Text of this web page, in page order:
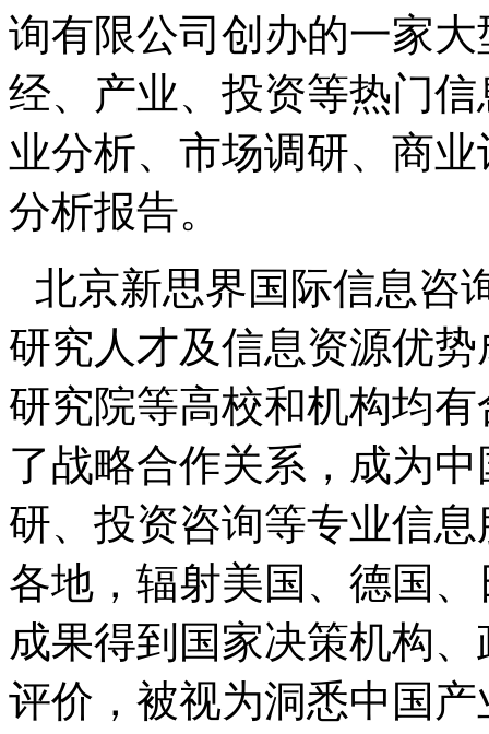
询有限公司创办的一家
经、产业、投资等热门
业分析、市场调研、商
分析报告。
北京新思界国际信息咨
研究人才及信息资源优
研究院等高校和机构均
了战略合作关系，成为
研、投资咨询等专业信
各地，辐射美国、德国
成果得到国家决策机构
评价，被视为洞悉中国